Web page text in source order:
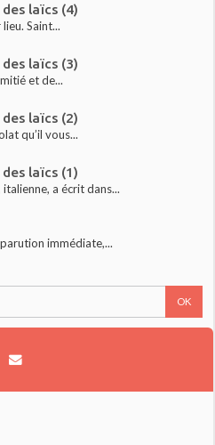
laïcs (4)
Saint...
laïcs (3)
et de...
laïcs (2)
qu’il vous...
laïcs (1)
a écrit dans...
immédiate,...